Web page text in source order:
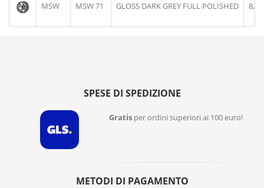
MSW MSW 71 GLOSS DARK GREY FULL POLISHED 8,5J
SPESE DI SPEDIZIONE
Gratis per ordini superiori ai 100 euro!
METODI DI PAGAMENTO